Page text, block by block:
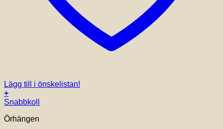
Lägg till i önskelistan!
+
Snabbkoll
Örhängen